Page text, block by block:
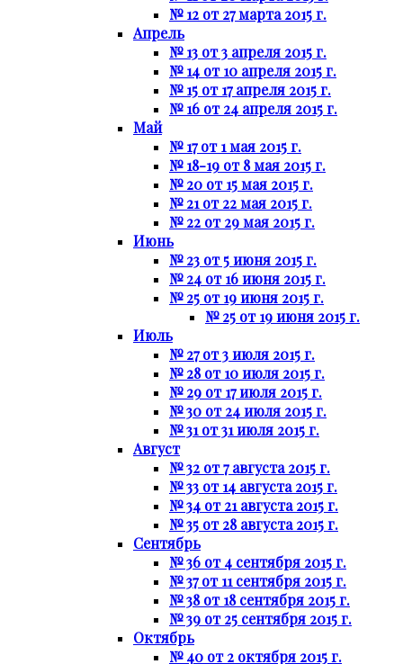
№ 12 от 27 марта 2015 г.
Апрель
№ 13 от 3 апреля 2015 г.
№ 14 от 10 апреля 2015 г.
№ 15 от 17 апреля 2015 г.
№ 16 от 24 апреля 2015 г.
Май
№ 17 от 1 мая 2015 г.
№ 18-19 от 8 мая 2015 г.
№ 20 от 15 мая 2015 г.
№ 21 от 22 мая 2015 г.
№ 22 от 29 мая 2015 г.
Июнь
№ 23 от 5 июня 2015 г.
№ 24 от 16 июня 2015 г.
№ 25 от 19 июня 2015 г.
№ 25 от 19 июня 2015 г.
Июль
№ 27 от 3 июля 2015 г.
№ 28 от 10 июля 2015 г.
№ 29 от 17 июля 2015 г.
№ 30 от 24 июля 2015 г.
№ 31 от 31 июля 2015 г.
Август
№ 32 от 7 августа 2015 г.
№ 33 от 14 августа 2015 г.
№ 34 от 21 августа 2015 г.
№ 35 от 28 августа 2015 г.
Сентябрь
№ 36 от 4 сентября 2015 г.
№ 37 от 11 сентября 2015 г.
№ 38 от 18 сентября 2015 г.
№ 39 от 25 сентября 2015 г.
Октябрь
№ 40 от 2 октября 2015 г.